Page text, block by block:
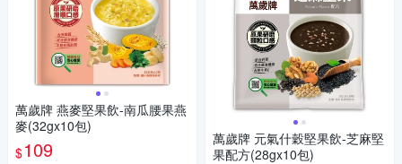
萬歲牌 燕麥堅果飲-南瓜腰果燕
麥(32gx10包)
$109
萬歲牌 元氣什穀堅果飲-芝麻堅
果配方(28gx10包)